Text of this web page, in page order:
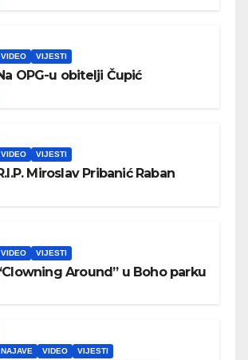
VIDEO VIJESTI
OPG-u obitelji Čupić
VIDEO VIJESTI
Miroslav Pribanić Raban
VIDEO VIJESTI
Around” u Boho parku
NAJAVE VIDEO VIJESTI